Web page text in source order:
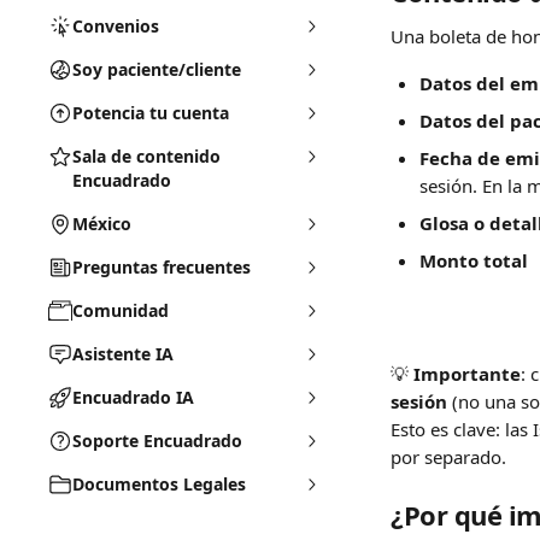
Convenios
Soy paciente/cliente
Potencia tu cuenta
Sala de contenido
Encuadrado
México
Preguntas frecuentes
Comunidad
Asistente IA
Encuadrado IA
Soporte Encuadrado
Documentos Legales
Una boleta de
Datos del
Datos del
Fecha de
sesión. En la
Glosa o
Monto total
💡 Importante:
sesión (no una
Esto es clave:
por separado.
¿Por qué